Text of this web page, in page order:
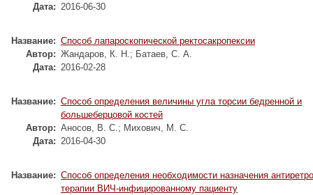
Дата: 2016-06-30
Название: Способ лапароскопической ректосакропексии
Автор: Жандаров, К. Н.; Батаев, С. А.
Дата: 2016-02-28
Название: Способ определения величины угла торсии бедренной и
большеберцовой костей
Автор: Аносов, В. С.; Михович, М. С.
Дата: 2016-04-30
Название: Способ определения необходимости назначения
терапии ВИЧ-инфицированному пациенту